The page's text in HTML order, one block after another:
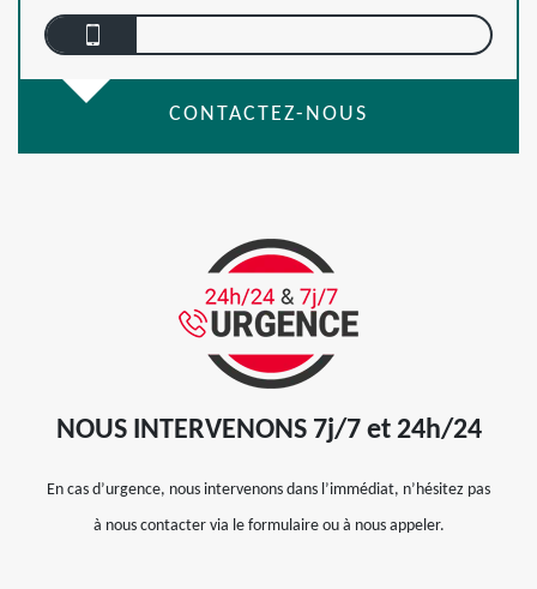
CONTACTEZ-NOUS
NOUS INTERVENONS 7j/7 et 24h/24
En cas d’urgence, nous intervenons dans l’immédiat, n’hésitez pas
à nous contacter via le formulaire ou à nous appeler.